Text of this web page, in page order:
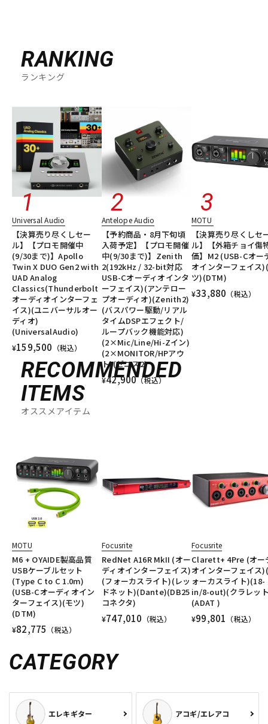
RANKING
ランキング
Universal Audio
【決算売り尽くしセー
ル】【プロモ開催中
(9/30まで)】Apollo
Twin X DUO Gen2 with
UAD Analog
Classics(Thunderbolt
オーディオインターフェ
イス)(ユニバーサルオー
ディオ)
(UniversalAudio)
¥159,500 （税込）
Antelope Audio
【予約商品・8月下旬頃
入荷予定】【プロモ開催
中(9/30まで)】Zenith
2(192kHz / 32-bit対応
USB-Cオーディオインタ
ーフェイス)(アンテロー
プオーディオ)(Zenith2)
(バスパワー駆動/リアル
タイムDSPエフェクト/
ループバック機能対応)
(2×Mic/Line/Hi-Zイン)
(2×MONITOR/HPアウ
ト)(ゼニス2)
¥42,900（税込）
MOTU
【決算売り尽くしセ
ル】【外箱チョイ傷
価】M2 (USB-Cオー
オインターフェイス
ツ)(DTM)
¥33,880 （税込）
RECOMMENDED
ITEMS
オススメアイテム
MOTU
M6 + OYAIDE製高品質
USBケーブルセット
(Type C to C 1.0m)
(USB-Cオーディオイン
ターフェイス)(モツ)
(DTM)
¥82,775 （税込）
Focusrite
RedNet A16R MkII (オー
ディオインターフェイス)
(フォーカスライト)(レッ
ドネット)(Dante)(DB25
コネクタ)
¥747,010 （税込）
Focusrite
Clarett+ 4Pre (オー
オインターフェイス
ォーカスライト)(18-
in/8-out)(クラレッ
(ADAT )
¥99,801 （税込）
CATEGORY
エレキギター アコギ/エレアコ